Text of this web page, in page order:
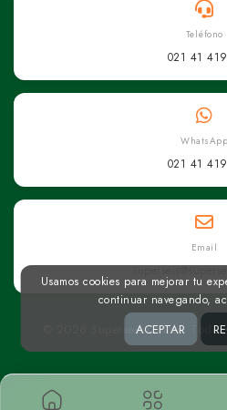
Teléfono
021 41
WhatsApp
021 41
Email
© 2026 Superseis Online.
Usamos cookies para mejorar tu
continuar navegando,
ACEPTAR